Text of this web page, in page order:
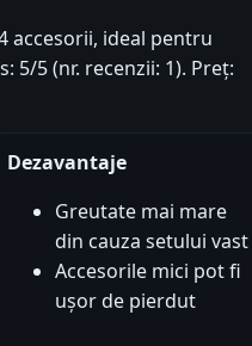
accesorii, ideal pentru
5/5 (nr. recenzii: 1). Preț:
Dezavantaje
Greutate mai mare
din cauza setului vast
Accesorile mici pot fi
ușor de pierdut